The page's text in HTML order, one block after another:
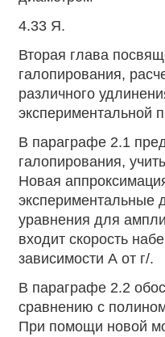
4.33 Я.
Вторая глава
галопирования,
различного
экспериментальной
В параграфе 2.1
галопирования,
Новая
экспериментальные
уравнения для
входит скорость
зависимости А от г/.
В параграфе 2.2
сравнению с
При помощи новой